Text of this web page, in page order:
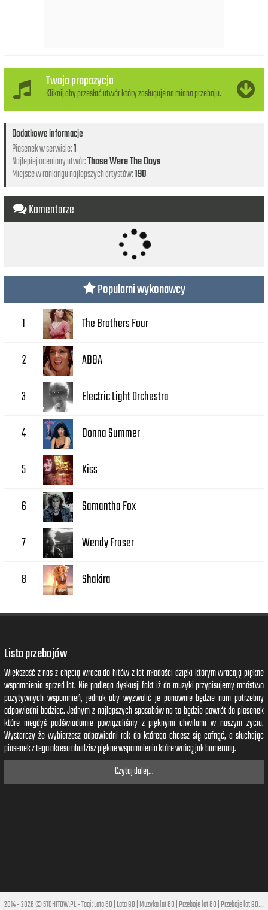
Twoja propozycja
Kliknij aby przesłać utwór który zasługuje na miano przeboju.
Dodatkowe informacje
Piosenek w serwisie:1
Najlepiej oceniony utwór:Those Were The Days
Miejsce w rankingu najlepszych artystów:190
Komentarze
Popularni wykonawcy
1 The Brothers Four
2 ABBA
3 Electric Light Orchestra
4 Donna Summer
5 Kiss
6 Samantha Fox
7 Wendy Fraser
8 Shakira
Lista przebojów
Większość z nas z chęcią wraca do hitów z lat młodości dzięki którym wracają piękne
wspomnienia sprzed lat. Nie podlega dyskusji fakt iż do muzyki przypisujemy mnóstwo
pozytywnych wspomnień, jednak aby wyzwolić je ponownie będzie nam potrzebny
odpowiedni bodziec. Jednym z najlepszych sposobów na to będzie powrót do piosenek
które niegdyś podświadomie powiązaliśmy z pięknymi chwilami w naszym życiu.
Wystarczy że wybierzesz odpowiedni rok do którego chcesz się cofnąć, a słuchając
piosenek z tego okresu obudzisz piękne wspomnienia które wrócą jak bumerang.
Czytaj dalej...
2014 - 2026 © STOHITOW.PL - Tagi:Lata 80|Lata 90|Muzyka lat 80|Przeboje lat 80|Przeboje lat 90|